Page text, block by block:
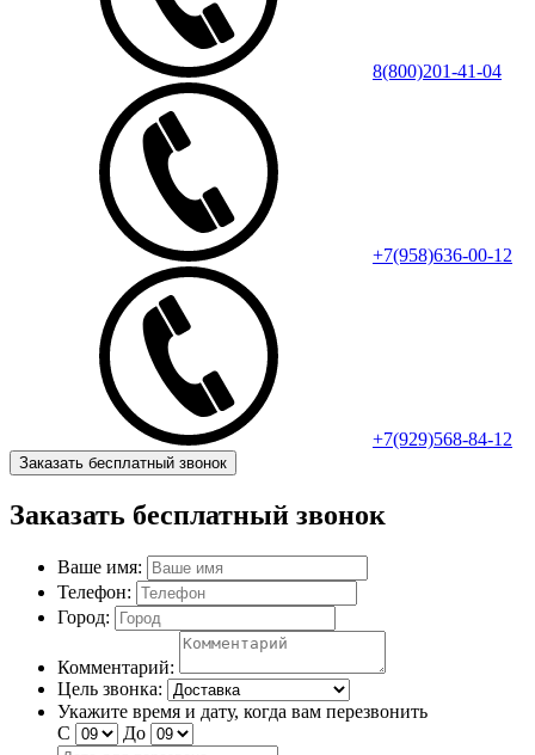
8(800)201-41-04
+7(958)636-00-12
+7(929)568-84-12
Заказать бесплатный звонок
Заказать бесплатный звонок
Ваше имя:
Телефон:
Город:
Комментарий:
Цель звонка:
Укажите время и дату, когда вам перезвонить
С
До